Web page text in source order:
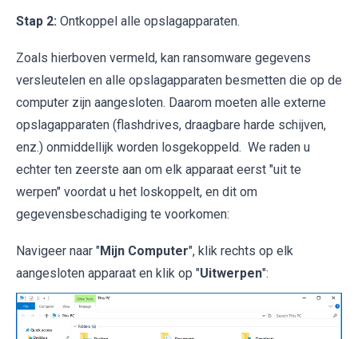
Stap 2: Ontkoppel alle opslagapparaten.
Zoals hierboven vermeld, kan ransomware gegevens
versleutelen en alle opslagapparaten besmetten die op de
computer zijn aangesloten. Daarom moeten alle externe
opslagapparaten (flashdrives, draagbare harde schijven,
enz.) onmiddellijk worden losgekoppeld. We raden u
echter ten zeerste aan om elk apparaat eerst "uit te
werpen" voordat u het loskoppelt, en dit om
gegevensbeschadiging te voorkomen:
Navigeer naar "Mijn Computer", klik rechts op elk
aangesloten apparaat en klik op "Uitwerpen":